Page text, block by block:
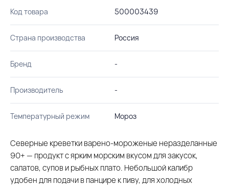
Код товара 500003439
Страна производства Россия
Бренд -
Производитель -
Температурный режим Мороз
Северные креветки варено-мороженые неразделанные
90+ — продукт с ярким морским вкусом для закусок,
салатов, супов и рыбных плато. Небольшой калибр
удобен для подачи в панцире к пиву, для холодных